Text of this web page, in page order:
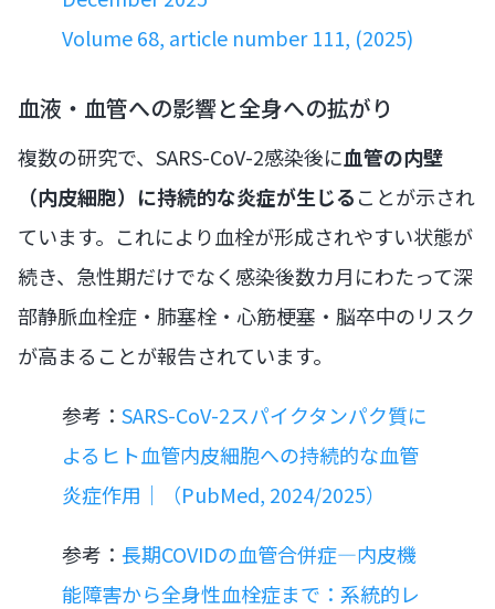
Volume 68, article number 111, (2025)
血液・血管への影響と全身への拡がり
複数の研究で、SARS-CoV-2感染後に血管の内壁
（内皮細胞）に持続的な炎症が生じることが示され
ています。これにより血栓が形成されやすい状態が
続き、急性期だけでなく感染後数カ月にわたって深
部静脈血栓症・肺塞栓・心筋梗塞・脳卒中のリスク
が高まることが報告されています。
参考： SARS-CoV-2スパイクタンパク質に
よるヒト血管内皮細胞への持続的な血管
炎症作用｜（PubMed, 2024/2025）
参考： 長期COVIDの血管合併症―内皮機
能障害から全身性血栓症まで：系統的レ